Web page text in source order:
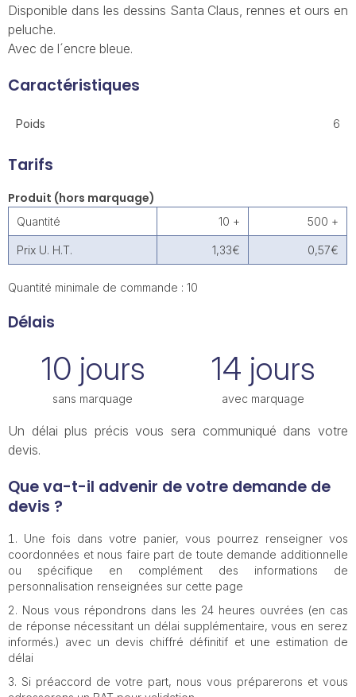
Disponible dans les dessins Santa Claus, rennes et ours en
peluche.
Avec de l´encre bleue.
Caractéristiques
Poids 6
Tarifs
Produit (hors marquage)
Quantité 10 + 500 +
Prix U. H.T. 1,33€ 0,57€
Quantité minimale de commande : 10
Délais
10 jours
sans marquage
14 jours
avec marquage
Un délai plus précis vous sera communiqué dans votre
devis.
Que va-t-il advenir de votre demande de
devis ?
Une fois dans votre panier, vous pourrez renseigner vos
coordonnées et nous faire part de toute demande additionnelle
ou spécifique en complément des informations de
personnalisation renseignées sur cette page
Nous vous répondrons dans les 24 heures ouvrées (en cas
de réponse nécessitant un délai supplémentaire, vous en serez
informés.) avec un devis chiffré définitif et une estimation de
délai
Si préaccord de votre part, nous vous préparerons et vous